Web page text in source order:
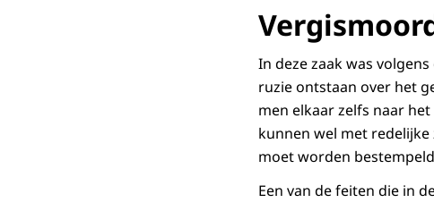
In deze zaak was
ruzie ontstaan over het
men elkaar zelfs naar
kunnen wel met
moet worden
Een van de feiten die in